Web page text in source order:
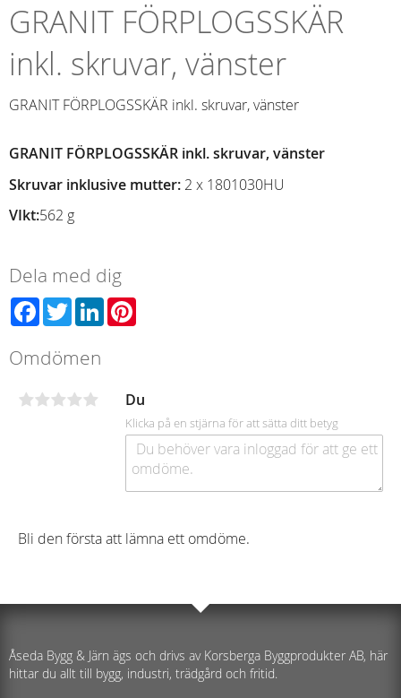
GRANIT FÖRPLOGSSKÄR
inkl. skruvar, vänster
GRANIT FÖRPLOGSSKÄR inkl. skruvar, vänster
GRANIT FÖRPLOGSSKÄR inkl. skruvar, vänster
Skruvar inklusive mutter: 2 x 1801030HU
VIkt:562 g
Dela med dig
Facebook
TwitterLinkedIn
Omdömen
Du
Klicka på en stjärna för att sätta ditt betyg
Bli den första att lämna ett omdöme.
Åseda Bygg & Järn ägs och drivs av Korsberga Byggprodukter AB, här
hittar du allt till bygg, industri, trädgård och fritid.